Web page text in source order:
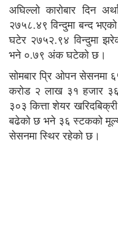
अघिल्लो कारोबार दिन
२७५८.४९ विन्दुमा बन्द
घटेर २७५२.९४ विन्दुमा
भने ०.७९ अंक घटेको छ।
सोमबार प्रि ओपन सेसनमा
करोड २ लाख ३१ हजार
३०३ कित्ता शेयर
बढेको छ भने ३६ स्टकको
सेसनमा स्थिर रहेको छ।